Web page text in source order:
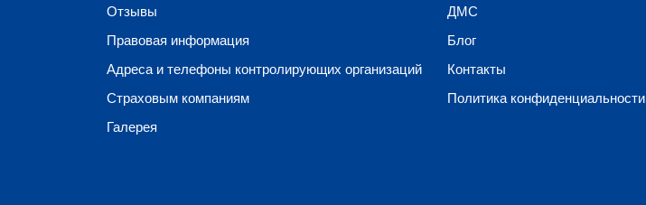
Отзывы
Правовая информация
Адреса и телефоны контролирующих организаций
Страховым компаниям
Галерея
ДМС
Блог
Контакты
Политика конфиденциальности